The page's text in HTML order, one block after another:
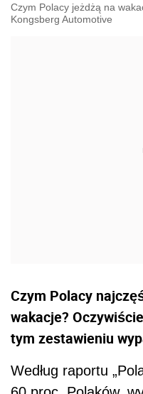
Czym Polacy jeżdżą na
Kongsberg Automotive
Czym Polacy
wakacje?
tym zestawieniu
Według raportu